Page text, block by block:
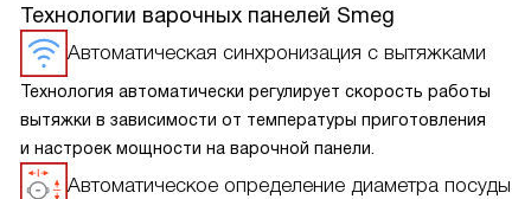
Технологии варочных панелей Smeg
Автоматическая синхронизация с вытяжками
Технология автоматически регулирует скорость работы
вытяжки в зависимости от температуры приготовления
и настроек мощности на варочной панели.
Автоматическое определение диаметра посуды